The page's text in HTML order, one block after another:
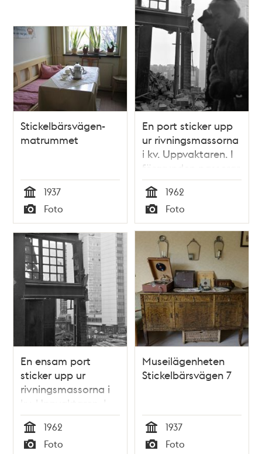
Stickelbärsvägen-
matrummet
Tid
1937
Typ
Foto
En port sticker upp
ur rivningsmassorna
i kv. Uppvaktaren. I
förgrunden passerar
en man och en
kvinna på
Oxtorgsgatan
Tid
1962
Typ
Foto
En ensam port
sticker upp ur
rivningsmassorna i
kv. Uppvaktaren. I
bakgrunden
hötorgshusen
Tid
1962
Foto
Museilägenheten
Stickelbärsvägen 7
Tid
1937
Foto